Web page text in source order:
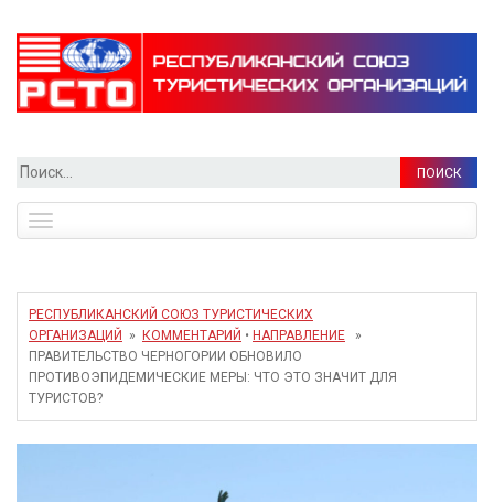
Найти:
navigation
РЕСПУБЛИКАНСКИЙ СОЮЗ ТУРИСТИЧЕСКИХ
ОРГАНИЗАЦИЙ
» КОММЕНТАРИЙ • НАПРАВЛЕНИЕ »
ПРАВИТЕЛЬСТВО ЧЕРНОГОРИИ ОБНОВИЛО
ПРОТИВОЭПИДЕМИЧЕСКИЕ МЕРЫ: ЧТО ЭТО ЗНАЧИТ ДЛЯ
ТУРИСТОВ?